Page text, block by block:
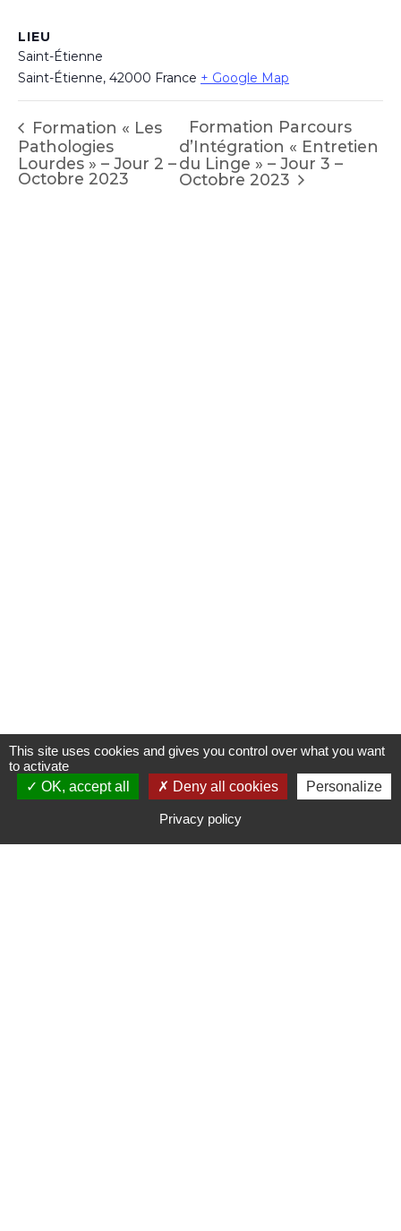
LIEU
Saint-Étienne
Saint-Étienne, 42000 France + Google Map
Formation « Les
Pathologies
Lourdes » – Jour 2 –
Octobre 2023
Formation Parcours
d’Intégration « Entretien
du Linge » – Jour 3 –
Octobre 2023
S'INSCRIRE À UNE FORMATION
This site uses cookies and gives you control over what you want
to activate
OK, accept all
Deny all cookies Personalize
Privacy policy